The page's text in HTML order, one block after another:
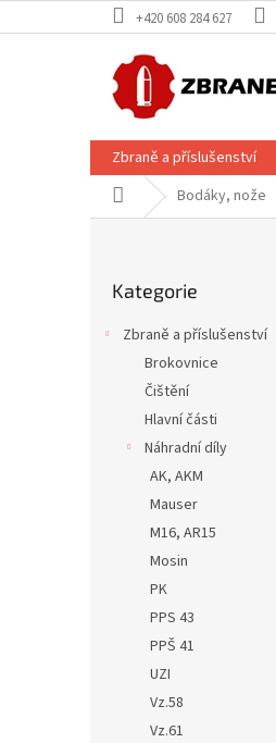
na
+420 608 284 627
Zbraně a příslušenství
Domů Bodáky, nože
kategorie
Kategorie
Zbraně a příslušenství
Brokovnice
Čištění
Hlavní části
Náhradní díly
AK, AKM
Mauser
M16, AR15
Mosin
PK
PPS 43
PPŠ 41
UZI
Vz.58
Vz.61